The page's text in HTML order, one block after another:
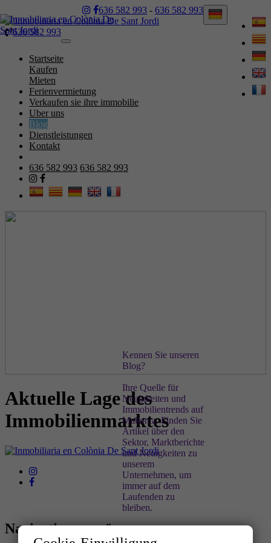
636 582 993 - 636 582 993
636 582 993
Toggle
Startseite
Kaufen
Mieten
Ferienvermietung
Verkaufen sie ihre immobilie
Uber uns
Blog
Dienstleistungen
Kontakt
636 582 993 636 582 993
Kennen Sie unseren
Blog?
Ihre Quelle für
Neuigkeiten und
Immobilientrends auf
Mallorca. Finden Sie
Artikel über den
Sektor, Marktberichte
und Neuigkeiten zu
unserem
Unternehmen, um
immer auf dem
Laufenden zu
bleiben.
Aktuelle Lage des
Immobilienmarktes
Navigationsmenü